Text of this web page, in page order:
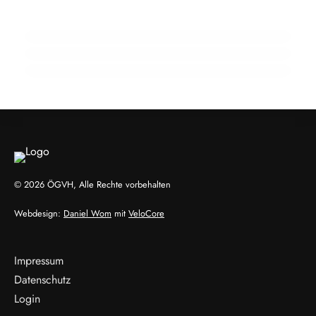
© 2026 ÖGVH, Alle Rechte vorbehalten
Webdesign: Daniel Wom mit VeloCore
Impressum
Datenschutz
Login